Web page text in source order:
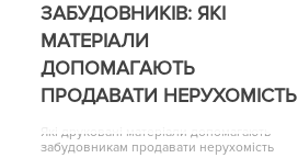
ЗАБУДОВНИКІВ: ЯКІ
МАТЕРІАЛИ
ДОПОМАГАЮТЬ
ПРОДАВАТИ НЕРУХОМІСТЬ
Які друковані матеріали допомагають
забудовникам продавати нерухомість